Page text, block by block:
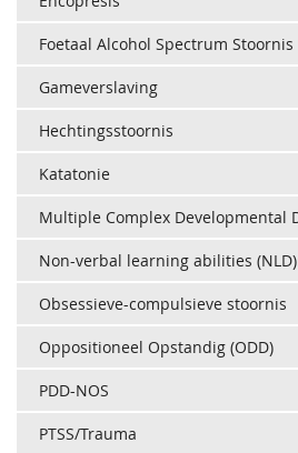
Foetaal Alcohol Spectrum Stoornis
Gameverslaving
Hechtingsstoornis
Katatonie
Multiple Complex Developmental
Non-verbal learning abilities (NLD)
Obsessieve-compulsieve stoornis
Oppositioneel Opstandig (ODD)
PDD-NOS
PTSS/Trauma